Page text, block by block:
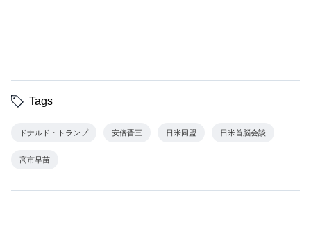
Tags
ドナルド・トランプ 安倍晋三 日米同盟 日米首脳会談
高市早苗